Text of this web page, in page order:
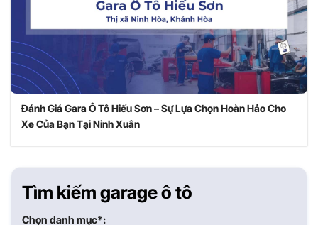
Đánh Giá Gara Ô Tô Hiếu Sơn – Sự Lựa Chọn Hoàn Hảo Cho
Xe Của Bạn Tại Ninh Xuân
Tìm kiếm garage ô tô
Chọn danh mục*: